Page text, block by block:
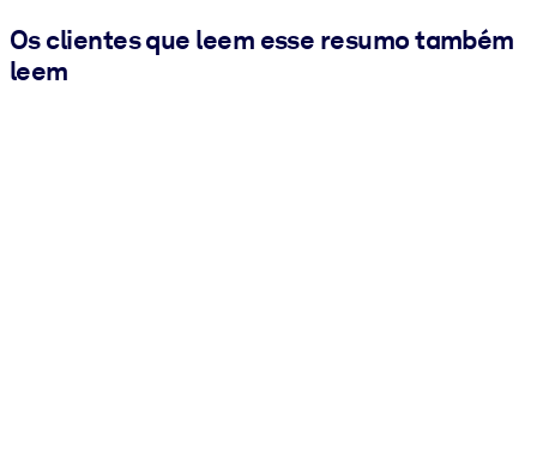
Os clientes que leem esse resumo também
leem